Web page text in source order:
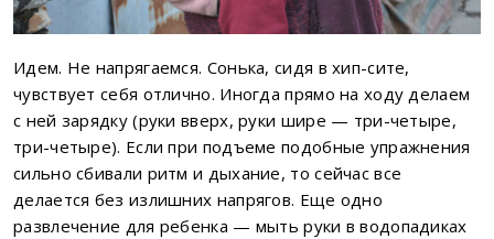
Идем. Не напрягаемся. Сонька, сидя в хип-сите,
чувствует себя отлично. Иногда прямо на ходу делаем
с ней зарядку (руки вверх, руки шире — три-четыре,
три-четыре). Если при подъеме подобные упражнения
сильно сбивали ритм и дыхание, то сейчас все
делается без излишних напрягов. Еще одно
развлечение для ребенка — мыть руки в водопадиках